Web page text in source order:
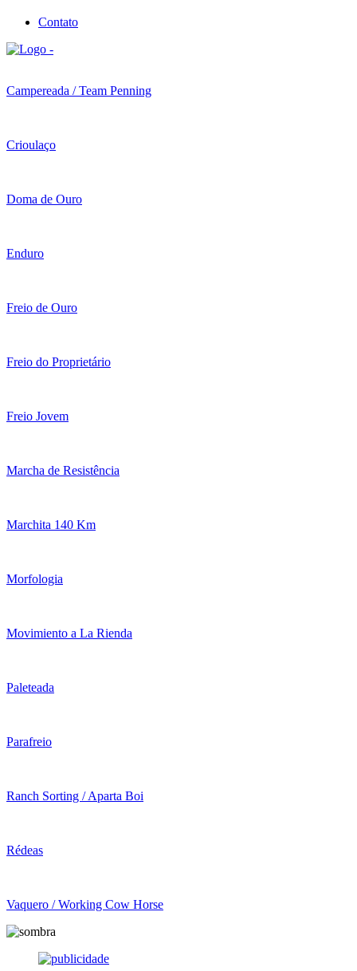
Contato
Campereada / Team Penning
Crioulaço
Doma de Ouro
Enduro
Freio de Ouro
Freio do Proprietário
Freio Jovem
Marcha de Resistência
Marchita 140 Km
Morfologia
Movimiento a La Rienda
Paleteada
Parafreio
Ranch Sorting / Aparta Boi
Rédeas
Vaquero / Working Cow Horse